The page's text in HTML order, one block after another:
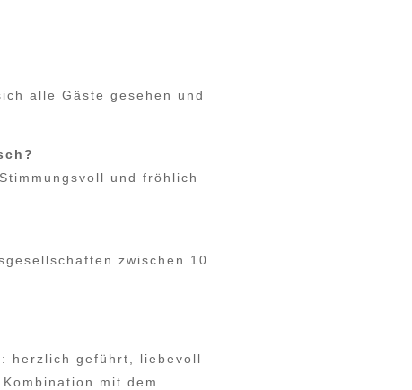
alle Gäste gesehen und
und fröhlich
zwischen 10
: herzlich geführt, liebevoll
mit dem